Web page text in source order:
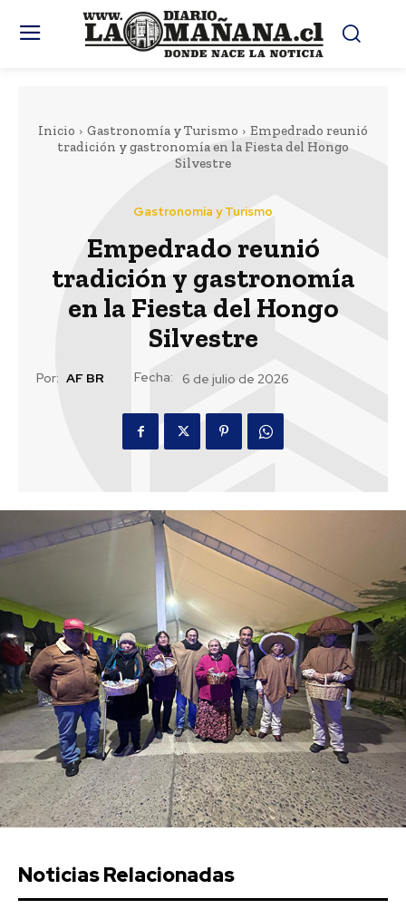
Inicio Gastronomía y Turismo
Empedrado reunió
tradición y gastronomía en la Fiesta del Hongo
Silvestre
Gastronomía y Turismo
Empedrado reunió
tradición y gastronomía
en la Fiesta del Hongo
Silvestre
Por: AF BR Fecha: 6 de julio de 2026
Noticias Relacionadas